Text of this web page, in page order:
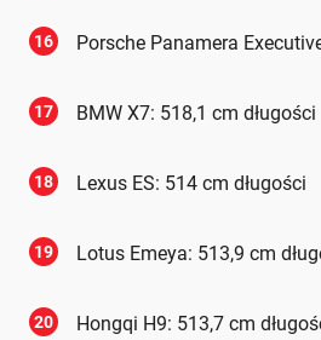
16 Porsche Panamera
17 BMW X7: 518,1 cm długości
18 Lexus ES: 514 cm długości
19 Lotus Emeya: 513,9 cm
20 Hongqi H9: 513,7 cm